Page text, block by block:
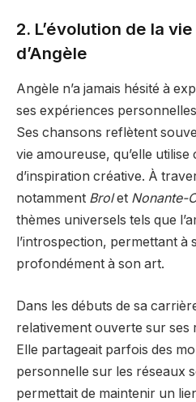
2. L’évolution de la
d’Angèle
Angèle n’a jamais hésité à
ses expériences
Ses chansons reflètent
vie amoureuse, qu’elle
d’inspiration créative. À
notamment Brolet Nonante-
thèmes universels tels que
l’introspection, permettant à
profondément à son art.
Dans les débuts de sa
relativement ouverte sur ses
Elle partageait parfois des
personnelle sur les réseaux
permettait de maintenir un